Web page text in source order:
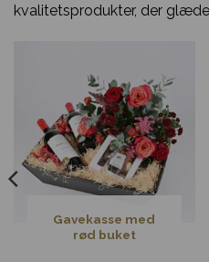
kvalitetsprodukter, der
Gavekasse med
rød buket